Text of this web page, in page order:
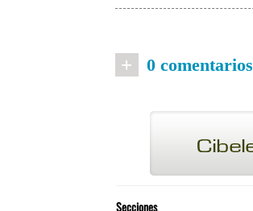
+ 0 comentarios
Secciones